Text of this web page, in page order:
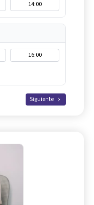
14:00
16:00
Siguiente